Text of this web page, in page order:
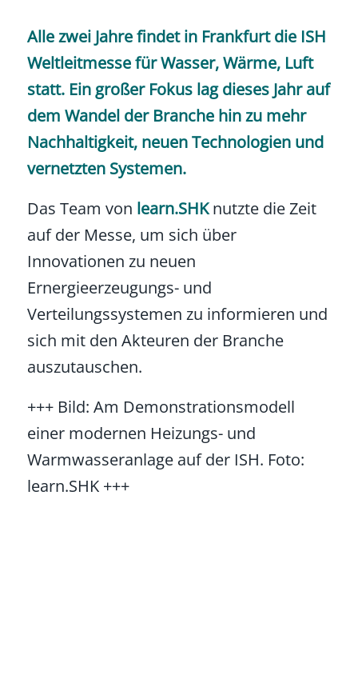
Alle zwei Jahre findet in Frankfurt die ISH
Weltleitmesse für Wasser, Wärme, Luft
statt. Ein großer Fokus lag dieses Jahr auf
dem Wandel der Branche hin zu mehr
Nachhaltigkeit, neuen Technologien und
vernetzten Systemen.
Das Team von learn.SHKnutzte die Zeit
auf der Messe, um sich über
Innovationen zu neuen
Ernergieerzeugungs- und
Verteilungssystemen zu informieren und
sich mit den Akteuren der Branche
auszutauschen.
+++ Bild: Am Demonstrationsmodell
einer modernen Heizungs- und
Warmwasseranlage auf der ISH. Foto:
learn.SHK +++